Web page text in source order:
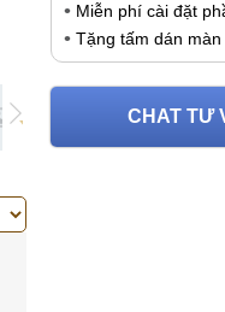
Miễn phí cài đặt
Tặng tấm dán
CHAT TƯ